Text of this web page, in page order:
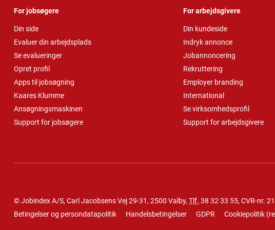
For jobsøgere
Din side
Evaluer din arbejdsplads
Se evalueringer
Opret profil
Apps til jobsøgning
Kaares Klumme
Ansøgningsmaskinen
Support for jobsøgere
For arbejdsgivere
Din kundeside
Indryk annonce
Jobannoncering
Rekruttering
Employer branding
International
Se virksomhedsprofil
Support for arbejdsgivere
© Jobindex A/S, Carl Jacobsens Vej 29-31, 2500 Valby, Tlf. 38 32 33 55, CVR-nr.
Betingelser og persondatapolitik
Handelsbetingelser GDPR Cookiepolitik (